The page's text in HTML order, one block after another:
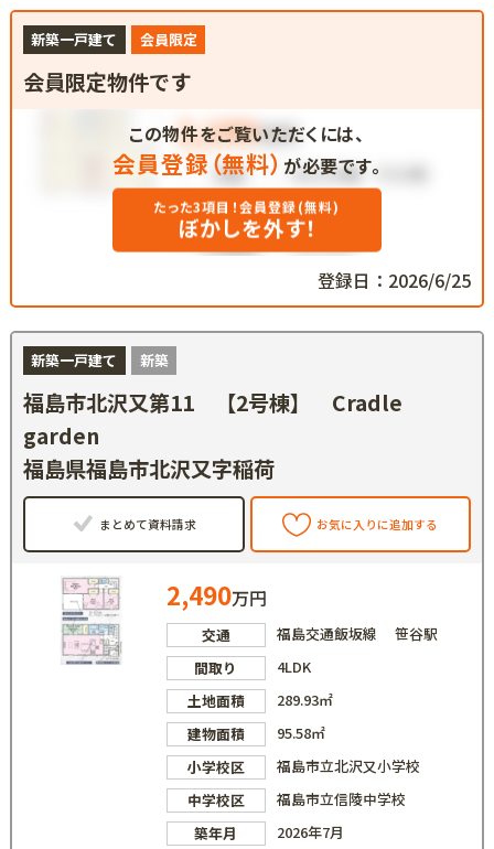
新築一戸建て 会員限定
会員限定物件です
この物件をご覧いただくには、
会員登録（無料） が必要です。
たった3項目！会員登録(無料)
ぼかしを外す！
登録日：2026/6/25
新築一戸建て 新築
福島市北沢又第11 【2号棟】 Cradle
garden
福島県福島市北沢又字稲荷
まとめて資料請求 お気に入りに追加する
2,490万円
交通
福島交通飯坂線 笹谷駅
間取り
4LDK
土地面積
289.93㎡
建物面積
95.58㎡
小学校区
福島市立北沢又小学校
中学校区
福島市立信陵中学校
築年月
2026年7月